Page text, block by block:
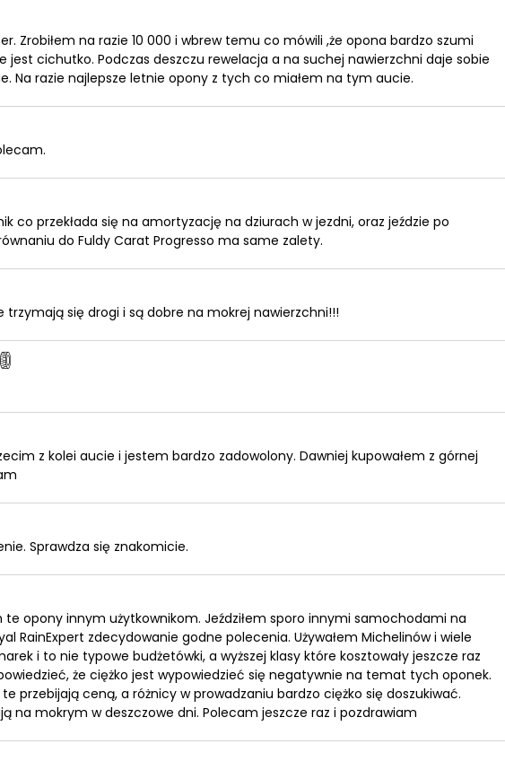
Zrobiłem na razie 10 000 i wbrew temu co mówili ,że opona bardzo szumi
jest cichutko. Podczas deszczu rewelacja a na suchej nawierzchni daje sobie
Na razie najlepsze letnie opony z tych co miałem na tym aucie.
co przekłada się na amortyzację na dziurach w jezdni, oraz jeździe po
do Fuldy Carat Progresso ma same zalety.
trzymają się drogi i są dobre na mokrej nawierzchni!!!
z kolei aucie i jestem bardzo zadowolony. Dawniej kupowałem z górnej
Sprawdza się znakomicie.
opony innym użytkownikom. Jeździłem sporo innymi samochodami na
RainExpert zdecydowanie godne polecenia. Używałem Michelinów i wiele
i to nie typowe budżetówki, a wyższej klasy które kosztowały jeszcze raz
że ciężko jest wypowiedzieć się negatywnie na temat tych oponek.
przebijają ceną, a różnicy w prowadzaniu bardzo ciężko się doszukiwać.
na mokrym w deszczowe dni. Polecam jeszcze raz i pozdrawiam